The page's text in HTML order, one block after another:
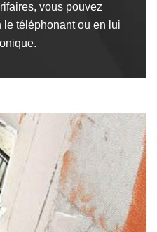
vous pouvez
le téléphonant ou en lui